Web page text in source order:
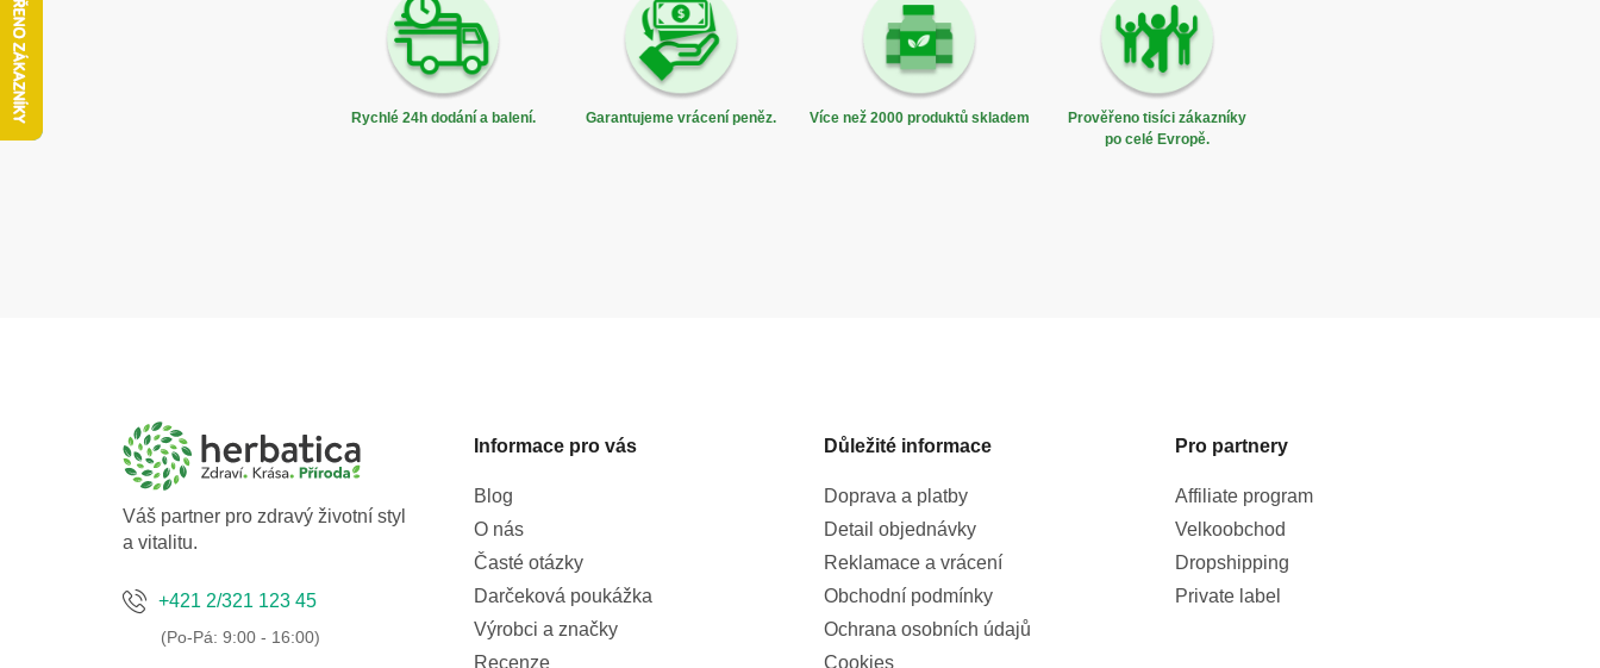
Rychlé 24h dodání a balení. Garantujeme vrácení peněz. Více než 2000 produktů skladem
Prověřeno tisíci zákazníky
po celé Evropě.
Váš partner pro zdravý životní styl
a vitalitu.
+421 2/321 123 45
Informace pro vás
Blog
O nás
Časté otázky
Darčeková poukážka
Výrobci a značky
Recenze
Důležité informace
Doprava a platby
Detail objednávky
Reklamace a vrácení
Obchodní podmínky
Ochrana osobních údajů
Cookies
Pro partnery
Affiliate program
Velkoobchod
Dropshipping
Private label